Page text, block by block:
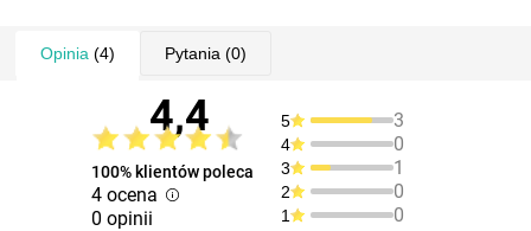
Opinia (4) Pytania (0)
4,4
100% klientów poleca
4 ocena
0 opinii
5 3
4 0
3 1
2 0
1 0